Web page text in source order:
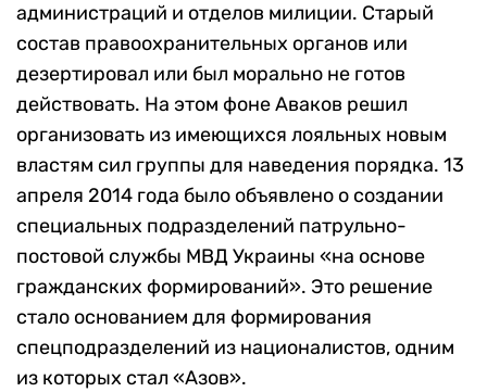
администраций и отделов милиции. Старый
состав правоохранительных органов или
дезертировал или был морально не готов
действовать. На этом фоне Аваков решил
организовать из имеющихся лояльных новым
властям сил группы для наведения порядка. 13
апреля 2014 года было объявлено о создании
специальных подразделений патрульно-
постовой службы МВД Украины «на основе
гражданских формирований». Это решение
стало основанием для формирования
спецподразделений из националистов, одним
из которых стал «Азов».